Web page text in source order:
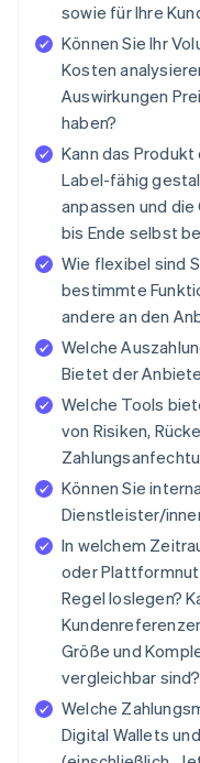
sowie für Ihre
Können Sie Ihr
Kosten
Auswirkungen
haben?
Kann das
Label-fähig
anpassen und
bis Ende selbst
Wie flexibel sind
bestimmte
andere an den
Welche
Bietet der
Welche Tools
von Risiken,
Können Sie
Dienstleister/
In welchem
oder
Regel loslegen?
Größe und
vergleichbar sind?
Welche
Digital Wallets